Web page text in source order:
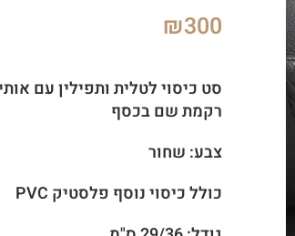
₪300
סט כיסוי לטלית ותפילין עם
רקמת שם בכסף
צבע: שחור
כולל כיסוי נוסף פלסטיק PVC